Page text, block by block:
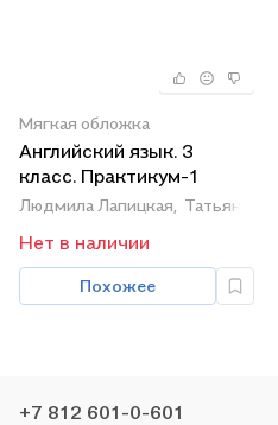
Мягкая обложка
Английский язык. 3
класс. Практикум-1
Людмила Лапицкая, Татьяна
Нет в наличии
Похожее
+7 812 601-0-601